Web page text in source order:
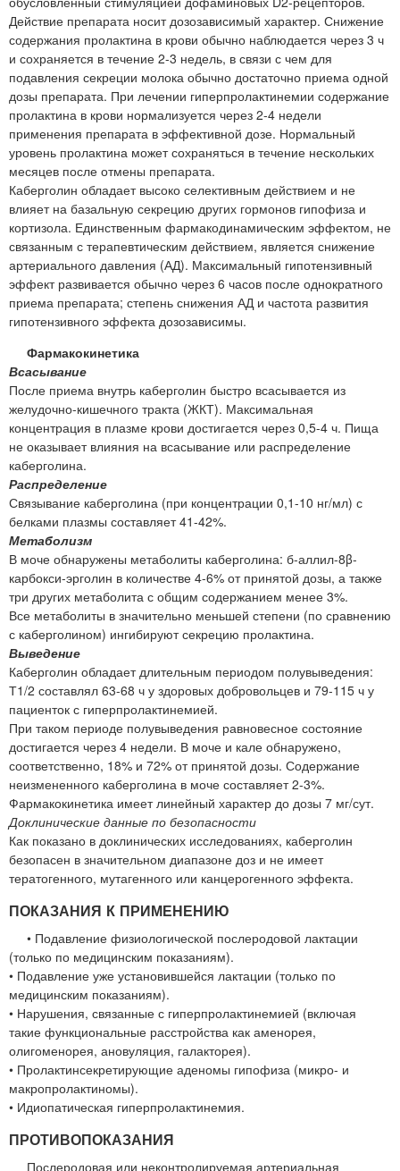
Действие препарата носит дозозависимый характер. Снижение
содержания пролактина в крови обычно наблюдается через 3 ч
и сохраняется в течение 2-3 недель, в связи с чем для
подавления секреции молока обычно достаточно приема одной
дозы препарата. При лечении гиперпролактинемии содержание
пролактина в крови нормализуется через 2-4 недели
применения препарата в эффективной дозе. Нормальный
уровень пролактина может сохраняться в течение нескольких
месяцев после отмены препарата.
Каберголин обладает высоко селективным действием и не
влияет на базальную секрецию других гормонов гипофиза и
кортизола. Единственным фармакодинамическим эффектом, не
связанным с терапевтическим действием, является снижение
артериального давления (АД). Максимальный гипотензивный
эффект развивается обычно через 6 часов после однократного
приема препарата; степень снижения АД и частота развития
гипотензивного эффекта дозозависимы.
Фармакокинетика
Всасывание
После приема внутрь каберголин быстро всасывается из
желудочно-кишечного тракта (ЖКТ). Максимальная
концентрация в плазме крови достигается через 0,5-4 ч. Пища
не оказывает влияния на всасывание или распределение
каберголина.
Распределение
Связывание каберголина (при концентрации 0,1-10 нг/мл) с
белками плазмы составляет 41-42%.
Метаболизм
В моче обнаружены метаболиты каберголина: б-аллил-8β-
карбокси-эрголин в количестве 4-6% от принятой дозы, а также
три других метаболита с общим содержанием менее 3%.
Все метаболиты в значительно меньшей степени (по сравнению
с каберголином) ингибируют секрецию пролактина.
Выведение
Каберголин обладает длительным периодом полувыведения:
Т1/2 составлял 63-68 ч у здоровых добровольцев и 79-115 ч у
пациенток с гиперпролактинемией.
При таком периоде полувыведения равновесное состояние
достигается через 4 недели. В моче и кале обнаружено,
соответственно, 18% и 72% от принятой дозы. Содержание
неизмененного каберголина в моче составляет 2-3%.
Фармакокинетика имеет линейный характер до дозы 7 мг/сут.
Доклинические данные по безопасности
Как показано в доклинических исследованиях, каберголин
безопасен в значительном диапазоне доз и не имеет
тератогенного, мутагенного или канцерогенного эффекта.
ПОКАЗАНИЯ К ПРИМЕНЕНИЮ
• Подавление физиологической послеродовой лактации
(только по медицинским показаниям).
• Подавление уже установившейся лактации (только по
медицинским показаниям).
• Нарушения, связанные с гиперпролактинемией (включая
такие функциональные расстройства как аменорея,
олигоменорея, ановуляция, галакторея).
• Пролактинсекретирующие аденомы гипофиза (микро- и
макропролактиномы).
• Идиопатическая гиперпролактинемия.
ПРОТИВОПОКАЗАНИЯ
Послеродовая или неконтролируемая артериальная